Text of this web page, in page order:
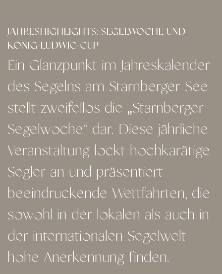
JAHRESHIGHLIGHTS: SEGELWOCHE UND
KÖNIG-LUDWIG-CUP
Ein Glanzpunkt im Jahreskalender
des Segelns am Starnberger See
stellt zweifellos die „Starnberger
Segelwoche“ dar. Diese jährliche
Veranstaltung lockt hochkarätige
Segler an und präsentiert
beeindruckende Wettfahrten, die
sowohl in der lokalen als auch in
der internationalen Segelwelt
hohe Anerkennung finden.